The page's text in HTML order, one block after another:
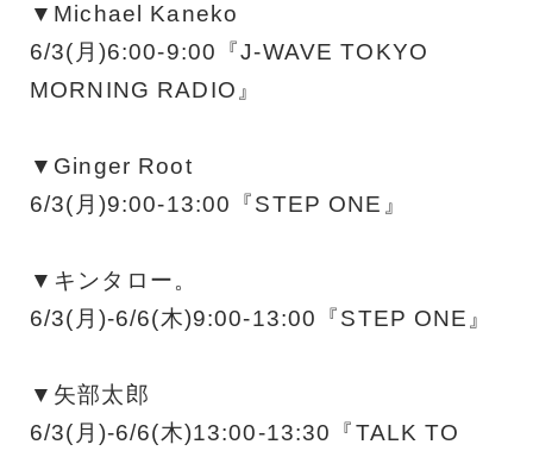
▼Michael Kaneko
6/3(月)6:00-9:00『J-WAVE TOKYO
MORNING RADIO』
▼Ginger Root
6/3(月)9:00-13:00『STEP ONE』
▼キンタロー。
6/3(月)-6/6(木)9:00-13:00『STEP ONE』
▼矢部太郎
6/3(月)-6/6(木)13:00-13:30『TALK TO